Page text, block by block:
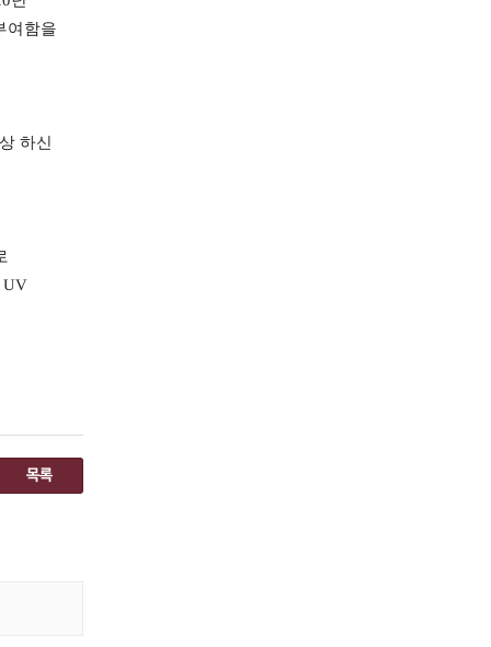
여함을
하신
UV
목록